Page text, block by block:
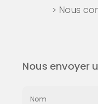
> Nous
Nous envoyer